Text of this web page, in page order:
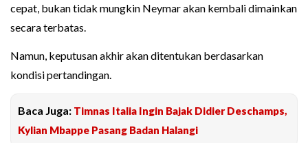
cepat, bukan tidak mungkin Neymar akan kembali dimainkan
secara terbatas.
Namun, keputusan akhir akan ditentukan berdasarkan
kondisi pertandingan.
Baca Juga: Timnas Italia Ingin Bajak Didier Deschamps,
Kylian Mbappe Pasang Badan Halangi